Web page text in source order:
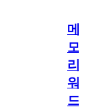
메
모
리
워
드